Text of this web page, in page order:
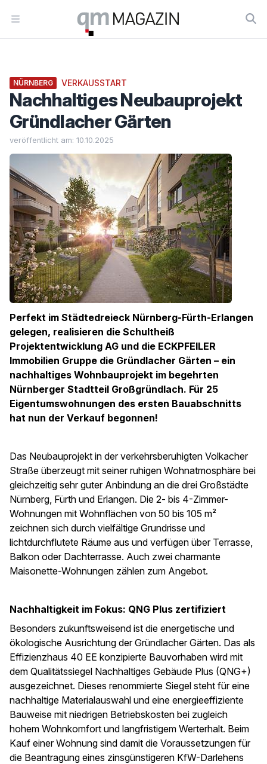
Open menu
Workflow
NÜRNBERG VERKAUSSTART
Nachhaltiges Neubauprojekt
Gründlacher Gärten
veröffentlicht am: 10.10.2025
Perfekt im Städtedreieck Nürnberg-Fürth-Erlangen
gelegen, realisieren die Schultheiß
Projektentwicklung AG und die ECKPFEILER
Immobilien Gruppe die Gründlacher Gärten – ein
nachhaltiges Wohnbauprojekt im begehrten
Nürnberger Stadtteil Großgründlach. Für 25
Eigentumswohnungen des ersten Bauabschnitts
hat nun der Verkauf begonnen!
Das Neubauprojekt in der verkehrsberuhigten Volkacher
Straße überzeugt mit seiner ruhigen Wohnatmosphäre bei
gleichzeitig sehr guter Anbindung an die drei Großstädte
Nürnberg, Fürth und Erlangen. Die 2- bis 4-Zimmer-
Wohnungen mit Wohnflächen von 50 bis 105 m²
zeichnen sich durch vielfältige Grundrisse und
lichtdurchflutete Räume aus und verfügen über Terrasse,
Balkon oder Dachterrasse. Auch zwei charmante
Maisonette-Wohnungen zählen zum Angebot.
Nachhaltigkeit im Fokus: QNG Plus zertifiziert
Besonders zukunftsweisend ist die energetische und
ökologische Ausrichtung der Gründlacher Gärten. Das als
Effizienzhaus 40 EE konzipierte Bauvorhaben wird mit
dem Qualitätssiegel Nachhaltiges Gebäude Plus (QNG+)
ausgezeichnet. Dieses renommierte Siegel steht für eine
nachhaltige Materialauswahl und eine energieeffiziente
Bauweise mit niedrigen Betriebskosten bei zugleich
hohem Wohnkomfort und langfristigem Werterhalt. Beim
Kauf einer Wohnung sind damit die Voraussetzungen für
die Beantragung eines zinsgünstigeren KfW-Darlehens